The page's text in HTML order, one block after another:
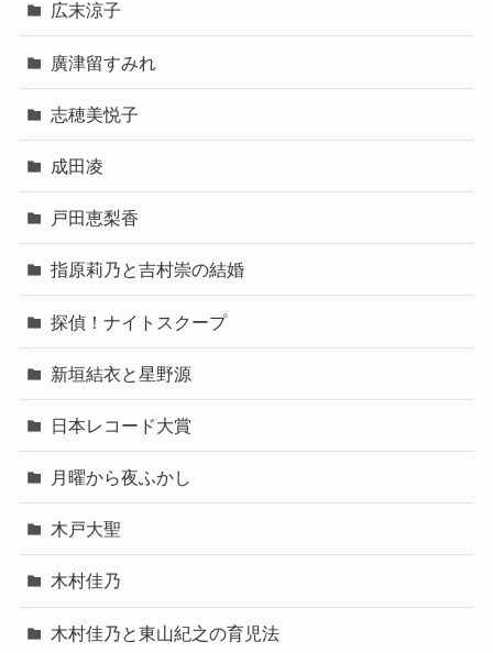
広末涼子
廣津留すみれ
志穂美悦子
成田凌
戸田恵梨香
指原莉乃と吉村崇の結婚
探偵！ナイトスクープ
新垣結衣と星野源
日本レコード大賞
月曜から夜ふかし
木戸大聖
木村佳乃
木村佳乃と東山紀之の育児法